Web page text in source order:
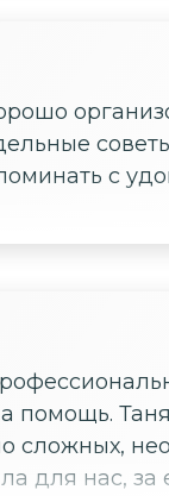
с
помощь.
сложных,
для нас,